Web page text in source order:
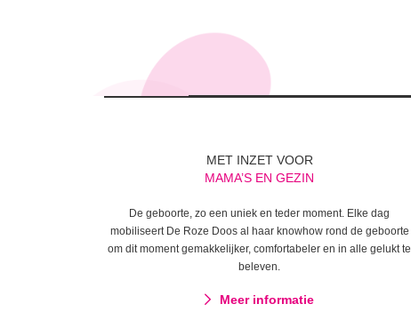
MET INZET VOOR
MAMA’S EN GEZIN
De geboorte, zo een uniek en teder moment. Elke dag
mobiliseert De Roze Doos al haar knowhow rond de geboorte
om dit moment gemakkelijker, comfortabeler en in alle gelukt te
beleven.
Meer informatie